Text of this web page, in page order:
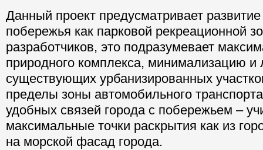
Данный проект предусматривает
побережья как парковой рекреационной
разработчиков, это подразумевает
природного комплекса, минимализацию и
существующих урбанизированных
пределы зоны автомобильного
удобных связей города с побережьем –
максимальные точки раскрытия как из
на морской фасад города.